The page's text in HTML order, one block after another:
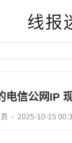
线报
电信公网IP
2025-10-15